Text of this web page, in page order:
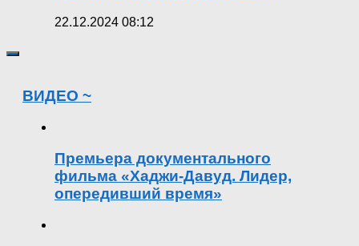
22.12.2024 08:12
ВИДЕО ~
Премьера документального
фильма «Хаджи-Давуд. Лидер,
опередивший время»